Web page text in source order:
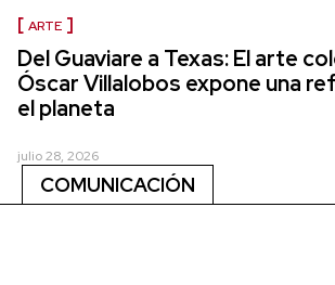
ARTE
Del Guaviare a Texas: El arte
Óscar Villalobos expone una
el planeta
julio 28, 2026
COMUNICACIÓN